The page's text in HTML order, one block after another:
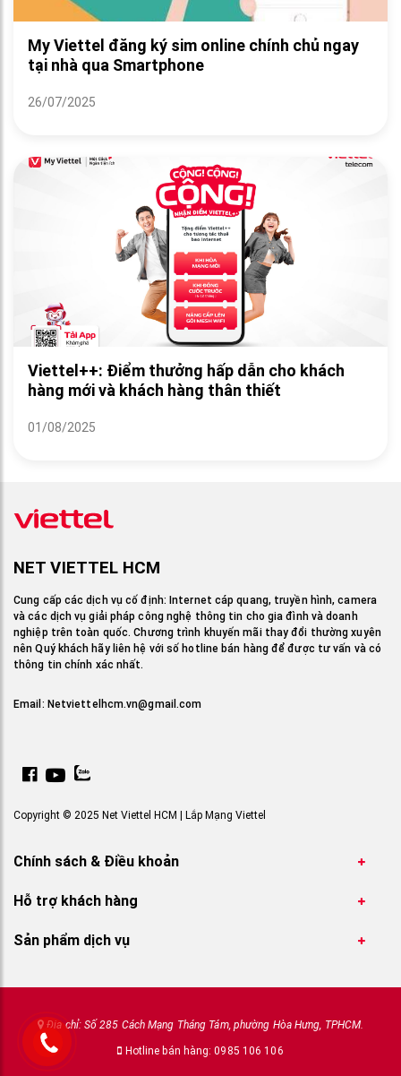
My Viettel đăng ký sim online chính chủ ngay
tại nhà qua Smartphone
26/07/2025
Viettel++: Điểm thưởng hấp dẫn cho khách
hàng mới và khách hàng thân thiết
01/08/2025
NET VIETTEL HCM
Cung cấp các dịch vụ cố định: Internet cáp quang, truyền hình, camera
và các dịch vụ giải pháp công nghệ thông tin cho gia đình và doanh
nghiệp trên toàn quốc. Chương trình khuyến mãi thay đổi thường xuyên
nên Quý khách hãy liên hệ với số hotline bán hàng để được tư vấn và có
thông tin chính xác nhất.
Email: Netviettelhcm.vn@gmail.com
Copyright © 2025 Net Viettel HCM | Lắp Mạng Viettel
Chính sách & Điều khoản
Hỗ trợ khách hàng
Sản phẩm dịch vụ
Địa chỉ: Số 285 Cách Mạng Tháng Tám, phường Hòa Hưng, TPHCM.
Hotline bán hàng: 0985 106 106